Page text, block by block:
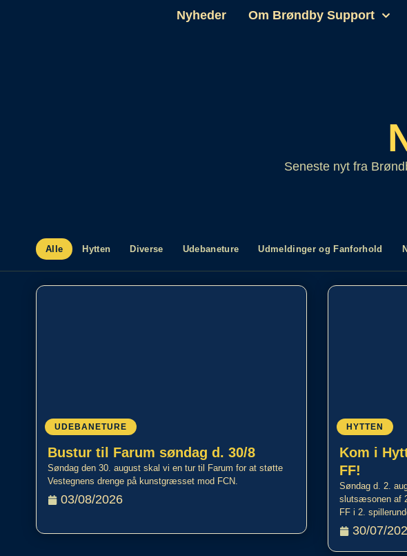
Nyheder Om Brøndby Support
Seneste nyt fra
Alle Hytten Diverse Udebaneture Udmeldinger og Fanforhold
UDEBANETURE
Bustur til Farum søndag d. 30/8
Søndag den 30. august skal vi en tur til Farum for at støtte
Vestegnens drenge på kunstgræsset mod FCN.
03/08/2026
HYTTEN
Kom i
FF!
Søndag d. 2.
slutsæsonen af
FF i 2.
30/07/